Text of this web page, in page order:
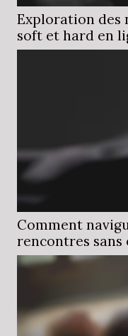
Exploration des
soft et hard en
Comment
rencontres sans